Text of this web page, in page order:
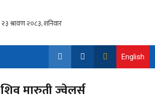
English
शिव मारुती ज्वेलर्स